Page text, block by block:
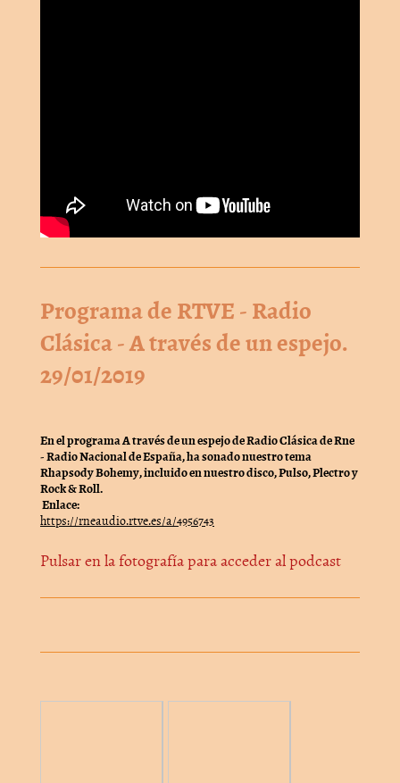
Programa de RTVE - Radio
Clásica - A través de un espejo.
29/01/2019
En el programa A través de un espejo de Radio Clásica de Rne
- Radio Nacional de España, ha sonado nuestro tema
Rhapsody Bohemy, incluido en nuestro disco, Pulso, Plectro y
Rock & Roll.
Enlace:
https://rneaudio.rtve.es/a/4956743
Pulsar en la fotografía para acceder al podcast